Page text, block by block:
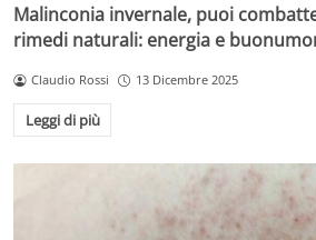
Malinconia invernale, puoi
rimedi naturali: energia e
Claudio Rossi 13 Dicembre 2025
Leggi di più